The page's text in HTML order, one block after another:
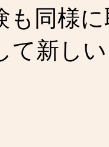
も同様
て新し